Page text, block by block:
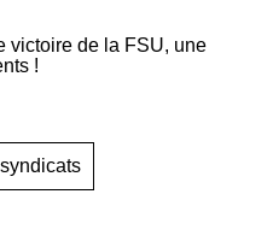
victoire de la FSU, une
!